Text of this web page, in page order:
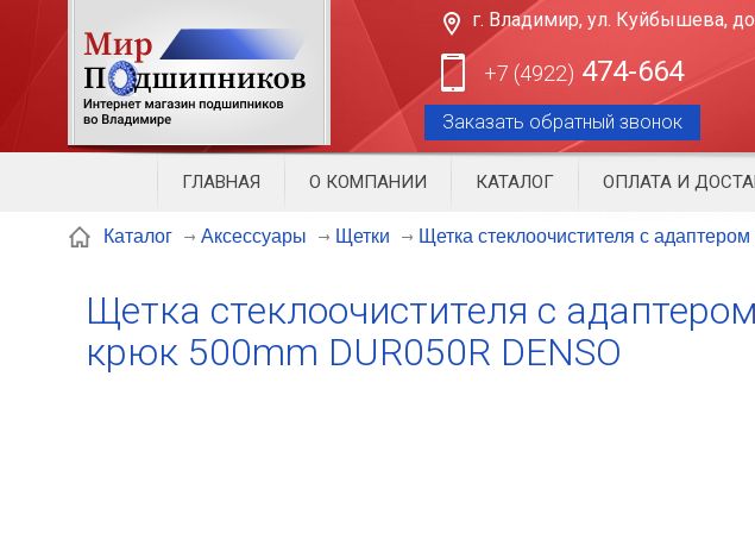
г. Владимир, ул. Куйбышева,
+7 (4922) 474-664
Заказать обратный звонок
ГЛАВНАЯ О КОМПАНИИ КАТАЛОГ ОПЛАТА И
Каталог Аксессуары Щетки Щетка стеклоочистителя с
Щетка стеклоочистителя с
крюк 500mm DUR050R DENSO